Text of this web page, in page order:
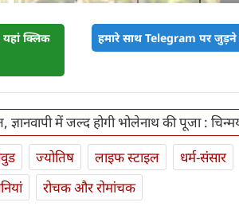
क्लिक
हमारे साथ Telegram पर
ज्ञानवापी में जल्द होगी भोलेनाथ की पूजा :
ज्योतिष लाइफ स्‍टाइल
धर्म-संसार
रोचक और रोमांचक